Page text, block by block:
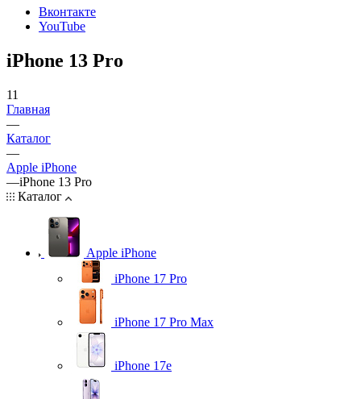
Вконтакте
YouTube
iPhone 13 Pro
11
Главная
—
Каталог
—
Apple iPhone
—iPhone 13 Pro
Каталог
Apple iPhone
iPhone 17 Pro
iPhone 17 Pro Max
iPhone 17e